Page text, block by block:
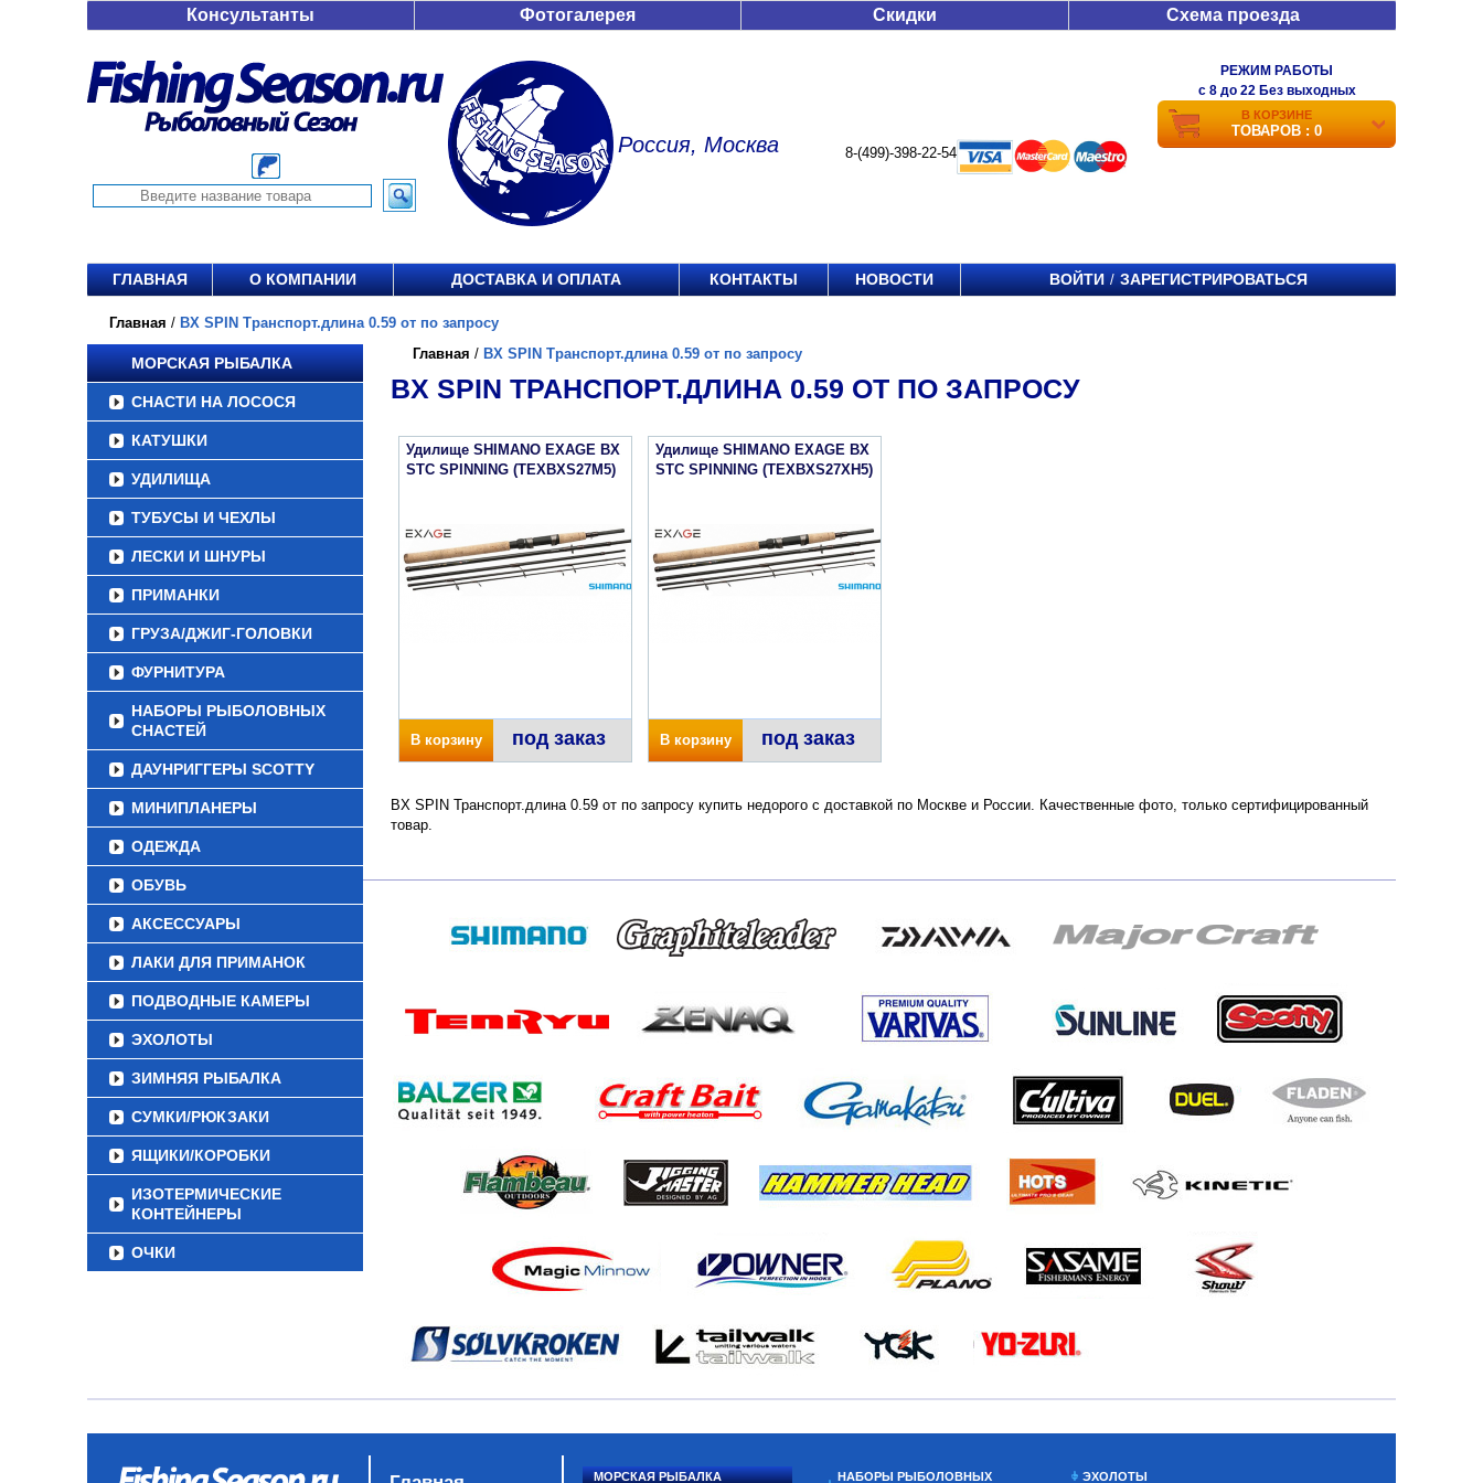
Консультанты Фотогалерея Скидки Схема проезда
Россия, Москва 8-(499)-398-22-54
РЕЖИМ РАБОТЫ
c 8 до 22 Без выходных
В КОРЗИНЕ
ТОВАРОВ : 0
ГЛАВНАЯ О КОМПАНИИ ДОСТАВКА И ОПЛАТА КОНТАКТЫ НОВОСТИ ВОЙТИ / ЗАРЕГИСТРИРОВАТЬСЯ
Главная / BX SPIN Транспорт.длина 0.59 от по запросу
МОРСКАЯ РЫБАЛКА
СНАСТИ НА ЛОСОСЯ
КАТУШКИ
УДИЛИЩА
ТУБУСЫ И ЧЕХЛЫ
ЛЕСКИ И ШНУРЫ
ПРИМАНКИ
ГРУЗА/ДЖИГ-ГОЛОВКИ
ФУРНИТУРА
НАБОРЫ РЫБОЛОВНЫХ
СНАСТЕЙ
ДАУНРИГГЕРЫ SCOTTY
МИНИПЛАНЕРЫ
ОДЕЖДА
ОБУВЬ
АКСЕССУАРЫ
ЛАКИ ДЛЯ ПРИМАНОК
ПОДВОДНЫЕ КАМЕРЫ
ЭХОЛОТЫ
ЗИМНЯЯ РЫБАЛКА
СУМКИ/РЮКЗАКИ
ЯЩИКИ/КОРОБКИ
ИЗОТЕРМИЧЕСКИЕ
КОНТЕЙНЕРЫ
ОЧКИ
Главная / BX SPIN Транспорт.длина 0.59 от по запросу
BX SPIN ТРАНСПОРТ.ДЛИНА 0.59 ОТ ПО ЗАПРОСУ
Удилище SHIMANO EXAGE BX
STC SPINNING (TEXBXS27M5)
В корзину под заказ
Удилище SHIMANO EXAGE BX
STC SPINNING (TEXBXS27XH5)
В корзину под заказ
BX SPIN Транспорт.длина 0.59 от по запросу купить недорого с доставкой по Москве и России. Качественные фото, только сертифицированный
товар.
МОРСКАЯ РЫБАЛКА НАБОРЫ РЫБОЛОВНЫХ ЭХОЛОТЫ